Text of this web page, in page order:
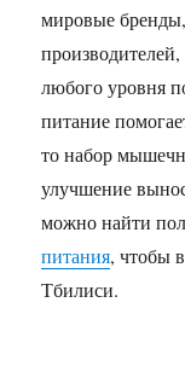
мировые
любого уровня
питание
то набор
улучшение
можно найти
питания, чтобы
Тбилиси.